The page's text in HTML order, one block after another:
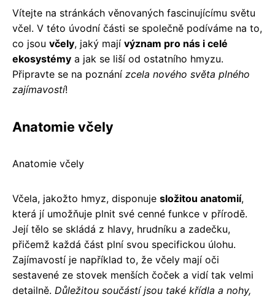
Vítejte na stránkách věnovaných fascinujícímu světu
včel. V této úvodní části se společně podíváme na to,
co jsou včely, jaký mají význam pro nás i celé
ekosystémy a jak se liší od ostatního hmyzu.
Připravte se na poznání zcela nového světa plného
zajímavostí!
Anatomie včely
Anatomie včely
Včela, jakožto hmyz, disponuje složitou anatomií,
která jí umožňuje plnit své cenné funkce v přírodě.
Její tělo se skládá z hlavy, hrudníku a zadečku,
přičemž každá část plní svou specifickou úlohu.
Zajímavostí je například to, že včely mají oči
sestavené ze stovek menších čoček a vidí tak velmi
detailně. Důležitou součástí jsou také křídla a nohy,